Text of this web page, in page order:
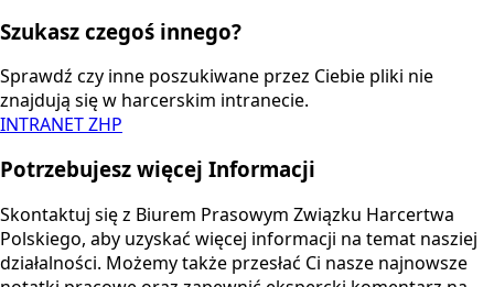
Szukasz czegoś innego?
Sprawdź czy inne poszukiwane przez Ciebie pliki nie
znajdują się w harcerskim intranecie.
INTRANET ZHP
Potrzebujesz więcej Informacji
Skontaktuj się z Biurem Prasowym Związku Harcertwa
Polskiego, aby uzyskać więcej informacji na temat nasziej
działalności. Możemy także przesłać Ci nasze najnowsze